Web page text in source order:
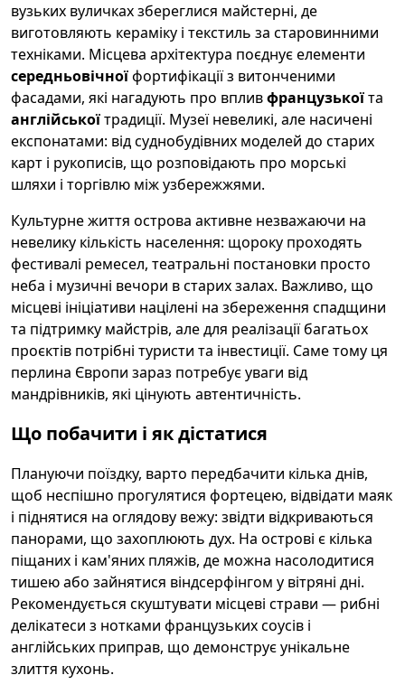
вузьких вуличках збереглися майстерні, де
виготовляють кераміку і текстиль за старовинними
техніками. Місцева архітектура поєднує елементи
середньовічноїфортифікації з витонченими
фасадами, які нагадують про впливфранцузькоїта
англійськоїтрадиції. Музеї невеликі, але насичені
експонатами: від суднобудівних моделей до старих
карт і рукописів, що розповідають про морські
шляхи і торгівлю між узбережжями.
Культурне життя острова активне незважаючи на
невелику кількість населення: щороку проходять
фестивалі ремесел, театральні постановки просто
неба і музичні вечори в старих залах. Важливо, що
місцеві ініціативи націлені на збереження спадщини
та підтримку майстрів, але для реалізації багатьох
проєктів потрібні туристи та інвестиції. Саме тому ця
перлина Європи зараз потребує уваги від
мандрівників, які цінують автентичність.
Що побачити і як дістатися
Плануючи поїздку, варто передбачити кілька днів,
щоб неспішно прогулятися фортецею, відвідати маяк
і піднятися на оглядову вежу: звідти відкриваються
панорами, що захоплюють дух. На острові є кілька
піщаних і кам'яних пляжів, де можна насолодитися
тишею або зайнятися віндсерфінгом у вітряні дні.
Рекомендується скуштувати місцеві страви — рибні
делікатеси з нотками французьких соусів і
англійських приправ, що демонструє унікальне
злиття кухонь.